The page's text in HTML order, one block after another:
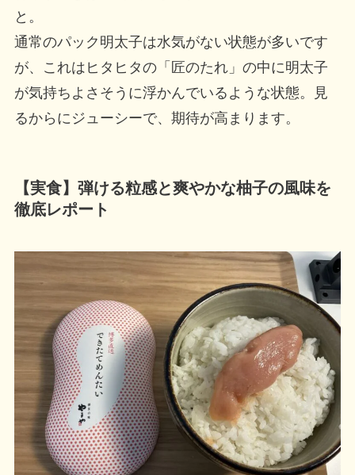
と。
通常のパック明太子は水気がない状態が多いです
が、これはヒタヒタの「匠のたれ」の中に明太子
が気持ちよさそうに浮かんでいるような状態。見
るからにジューシーで、期待が高まります。
【実食】弾ける粒感と爽やかな柚子の風味を
徹底レポート